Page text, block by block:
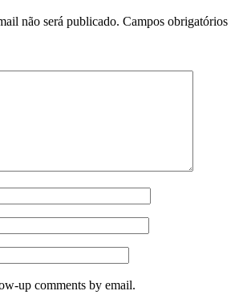
não será publicado. Campos obrigatórios
up comments by email.